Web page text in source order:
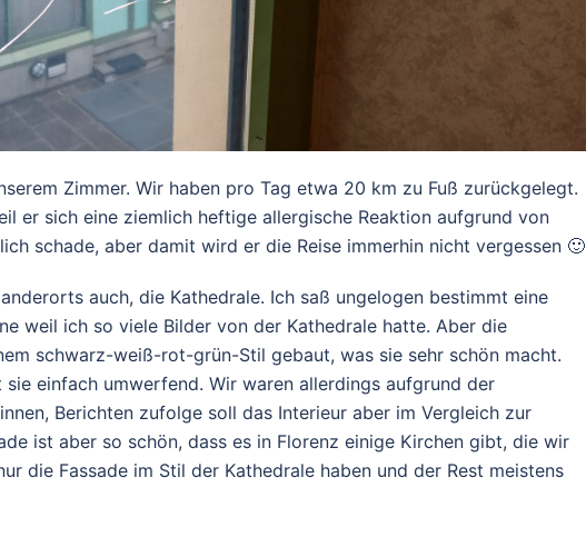
Zimmer. Wir haben pro Tag etwa 20 km zu Fuß zurückgelegt.
er sich eine ziemlich heftige allergische Reaktion aufgrund von
schade, aber damit wird er die Reise immerhin nicht vergessen 🙂
auch, die Kathedrale. Ich saß ungelogen bestimmt eine
weil ich so viele Bilder von der Kathedrale hatte. Aber die
schwarz-weiß-rot-grün-Stil gebaut, was sie sehr schön macht.
einfach umwerfend. Wir waren allerdings aufgrund der
Berichten zufolge soll das Interieur aber im Vergleich zur
ist aber so schön, dass es in Florenz einige Kirchen gibt, die wir
die Fassade im Stil der Kathedrale haben und der Rest meistens